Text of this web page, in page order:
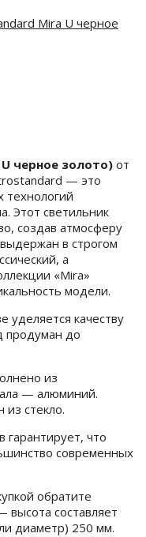
черное золото) от
— это
технологий
Этот светильник
создав атмосферу
в строгом
а
«Mira»
модели.
уделяется качеству
продуман до
из
— алюминий.
из стекло.
гарантирует, что
современных
обратите
составляет
диаметр) 250 мм.